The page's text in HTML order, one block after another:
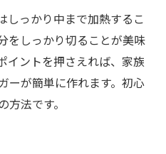
しっかり中まで加熱するこ
をしっかり切ることが美味
イントを押さえれば、家族
ーが簡単に作れます。初心
法です。